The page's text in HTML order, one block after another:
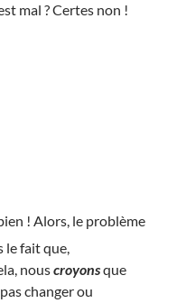
mal ? Certes non !
! Alors, le problème
le fait que,
nouscroyonsque
changer ou